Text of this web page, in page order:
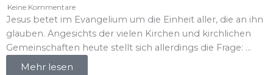
Keine Kommentare
Jesus betet im Evangelium um die Einheit aller, die an ihn
glauben. Angesichts der vielen Kirchen und kirchlichen
Gemeinschaften heute stellt sich allerdings die Frage: ...
Mehr lesen